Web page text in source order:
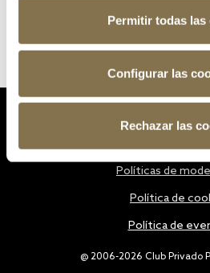
Permitir todas las
Configurar las
Rechazar las
@ 2006-2026 Club Privado
Políticas de
Política de
Política de